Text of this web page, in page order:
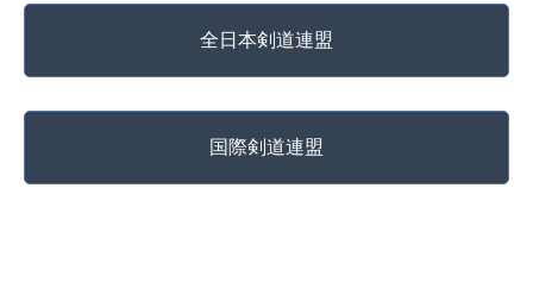
全日本剣道連盟
国際剣道連盟